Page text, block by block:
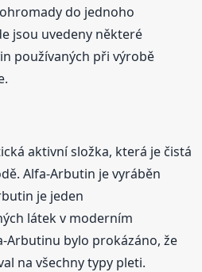
do jednoho
jsou uvedeny některé
používaných při výrobě
aktivní složka, která je čistá
Alfa-Arbutin je vyráběn
je jeden
látek v moderním
Arbutinu bylo prokázáno, že
na všechny typy pleti.